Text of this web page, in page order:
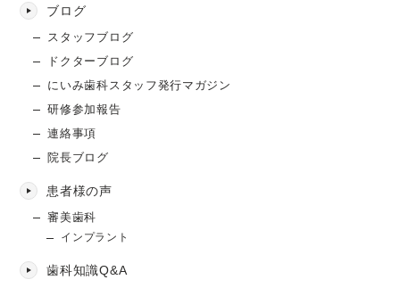
ブログ
スタッフブログ
ドクターブログ
にいみ歯科スタッフ発行マガジン
研修参加報告
連絡事項
院長ブログ
患者様の声
審美歯科
インプラント
歯科知識Q&A